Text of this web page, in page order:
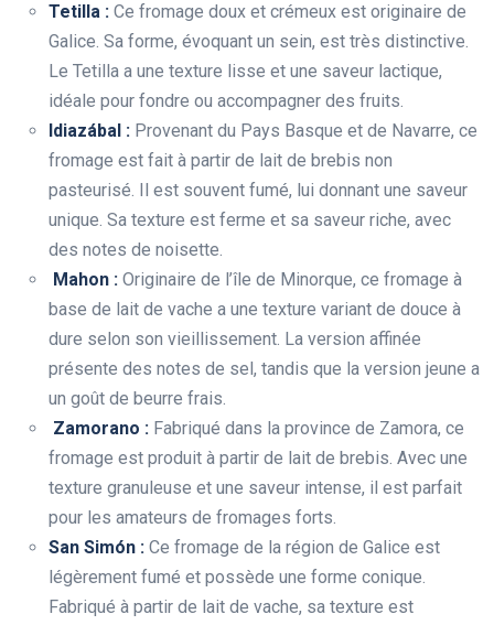
Tetilla : Ce fromage doux et crémeux est originaire de
Galice. Sa forme, évoquant un sein, est très distinctive.
Le Tetilla a une texture lisse et une saveur lactique,
idéale pour fondre ou accompagner des fruits.
Idiazábal : Provenant du Pays Basque et de Navarre, ce
fromage est fait à partir de lait de brebis non
pasteurisé. Il est souvent fumé, lui donnant une saveur
unique. Sa texture est ferme et sa saveur riche, avec
des notes de noisette.
Mahon : Originaire de l’île de Minorque, ce fromage à
base de lait de vache a une texture variant de douce à
dure selon son vieillissement. La version affinée
présente des notes de sel, tandis que la version jeune a
un goût de beurre frais.
Zamorano : Fabriqué dans la province de Zamora, ce
fromage est produit à partir de lait de brebis. Avec une
texture granuleuse et une saveur intense, il est parfait
pour les amateurs de fromages forts.
San Simón : Ce fromage de la région de Galice est
légèrement fumé et possède une forme conique.
Fabriqué à partir de lait de vache, sa texture est